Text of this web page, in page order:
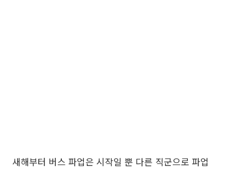
새해부터 버스 파업은 시작일 뿐 다른 직군으로 파업